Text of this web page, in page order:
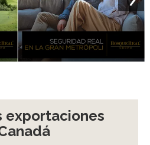
exportaciones